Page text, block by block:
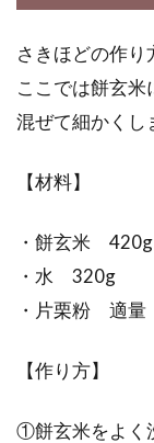
さきほどの作り
ここでは餅玄
混ぜて細かくし
【材料】
・餅玄米 420g
・水 320g
・片栗粉 適量
【作り方】
①餅玄米をよく